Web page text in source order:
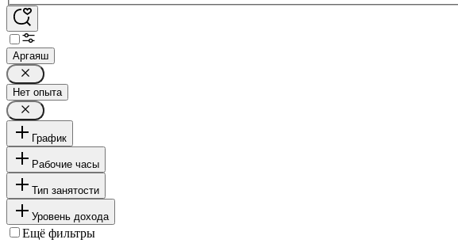
Аргаяш
Нет опыта
График
Рабочие часы
Тип занятости
Уровень дохода
Ещё фильтры